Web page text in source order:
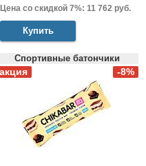
Цена со скидкой 7%: 11 762 руб.
Купить
Спортивные батончики